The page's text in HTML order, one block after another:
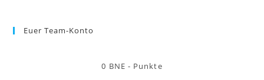
Euer Team-Konto
0 BNE - Punkte